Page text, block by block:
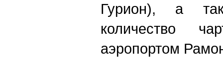
Гурион), а
количество
аэропортом